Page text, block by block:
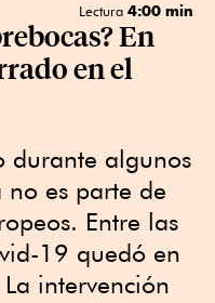
Lectura 4:00 min
En
en el
durante algunos
no es parte de
Entre las
19 quedó en
intervención